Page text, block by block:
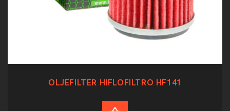
OLJEFILTER HIFLOFILTRO HF141